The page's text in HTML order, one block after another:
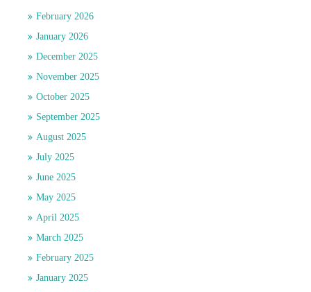
February 2026
January 2026
December 2025
November 2025
October 2025
September 2025
August 2025
July 2025
June 2025
May 2025
April 2025
March 2025
February 2025
January 2025